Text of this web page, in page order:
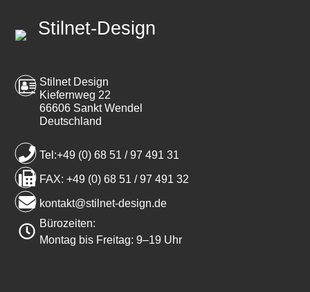
Stilnet-Design
Stilnet Design
Kiefernweg 22
66606 Sankt Wendel
Deutschland
Tel:+49 (0) 68 51 / 97 491 31
FAX: +49 (0) 68 51 / 97 491 32
kontakt@stilnet-design.de
Bürozeiten:
Montag bis Freitag: 9–19 Uhr